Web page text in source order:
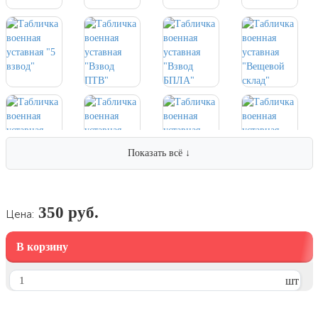
парада на Красной площади
7 ноября, День Октябрьской
революции
10 ноября, День сотрудника органов
внутренних дел РФ
13 ноября, День Войск РХБЗ
19 ноября, День Ракетных Войск и
День матери (последнее воскресенье
5 декабря, День начала
контрнаступления советских войск
9 декабря, Международный день
борьбы с коррупцией
9 декабря, День Героев Отечества
Показать всё ↓
Цена: 350 руб.
В корзину
шт